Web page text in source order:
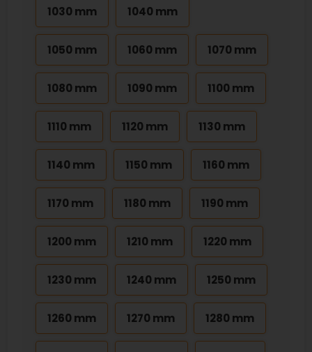
1030 mm 1040 mm
1050 mm 1060 mm 1070 mm
1080 mm 1090 mm 1100 mm
1110 mm 1120 mm 1130 mm
1140 mm 1150 mm 1160 mm
1170 mm 1180 mm 1190 mm
1200 mm 1210 mm 1220 mm
1230 mm 1240 mm 1250 mm
1260 mm 1270 mm 1280 mm